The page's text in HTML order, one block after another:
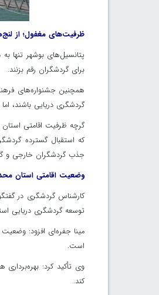
ظرفیت‌های مغفول؛ از
پتانسیل‌های بوشهر تنها
برای گردشگران رقم بزنند.
همچنین جشنواره‌های
گردشگری دریایی باشند، اما
گرچه ظرفیت اقامتی
که استقبال گسترده
جذب گردشگران خارجی و
وضعیت اقامتی استان
کارشناس گردشگری در
توسعه گردشگری دریایی
مینا جفره‌ای افزود:
است.
وی تأکید کرد:
کند.